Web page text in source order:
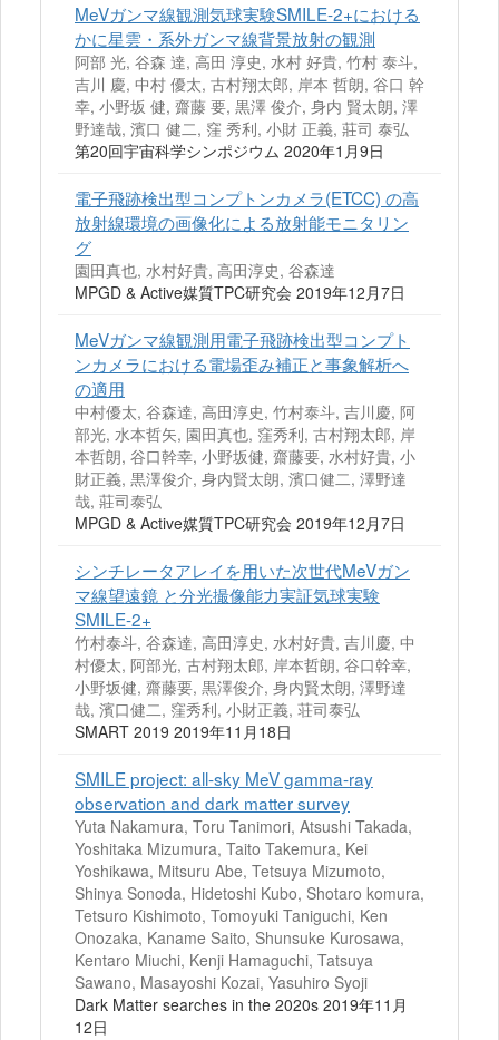
MeVガンマ線観測気球実験SMILE-2+における
かに星雲・系外ガンマ線背景放射の観測
阿部 光, 谷森 達, 高田 淳史, 水村 好貴, 竹村 泰斗,
吉川 慶, 中村 優太, 古村翔太郎, 岸本 哲朗, 谷口 幹
幸, 小野坂 健, 齋藤 要, 黒澤 俊介, 身内 賢太朗, 澤
野達哉, 濱口 健二, 窪 秀利, 小財 正義, 莊司 泰弘
第20回宇宙科学シンポジウム 2020年1月9日
電子飛跡検出型コンプトンカメラ(ETCC) の高
放射線環境の画像化による放射能モニタリン
グ
園田真也, 水村好貴, 高田淳史, 谷森達
MPGD & Active媒質TPC研究会 2019年12月7日
MeVガンマ線観測用電子飛跡検出型コンプト
ンカメラにおける電場歪み補正と事象解析へ
の適用
中村優太, 谷森達, 高田淳史, 竹村泰斗, 吉川慶, 阿
部光, 水本哲矢, 園田真也, 窪秀利, 古村翔太郎, 岸
本哲朗, 谷口幹幸, 小野坂健, 齋藤要, 水村好貴, 小
財正義, 黒澤俊介, 身内賢太朗, 濱口健二, 澤野達
哉, 莊司泰弘
MPGD & Active媒質TPC研究会 2019年12月7日
シンチレータアレイを用いた次世代MeVガン
マ線望遠鏡 と分光撮像能力実証気球実験
SMILE-2+
竹村泰斗, 谷森達, 高田淳史, 水村好貴, 吉川慶, 中
村優太, 阿部光, 古村翔太郎, 岸本哲朗, 谷口幹幸,
小野坂健, 齋藤要, 黒澤俊介, 身内賢太朗, 澤野達
哉, 濱口健二, 窪秀利, 小財正義, 荘司泰弘
SMART 2019 2019年11月18日
SMILE project: all-sky MeV gamma-ray
observation and dark matter survey
Yuta Nakamura, Toru Tanimori, Atsushi Takada,
Yoshitaka Mizumura, Taito Takemura, Kei
Yoshikawa, Mitsuru Abe, Tetsuya Mizumoto,
Shinya Sonoda, Hidetoshi Kubo, Shotaro komura,
Tetsuro Kishimoto, Tomoyuki Taniguchi, Ken
Onozaka, Kaname Saito, Shunsuke Kurosawa,
Kentaro Miuchi, Kenji Hamaguchi, Tatsuya
Sawano, Masayoshi Kozai, Yasuhiro Syoji
Dark Matter searches in the 2020s 2019年11月
12日